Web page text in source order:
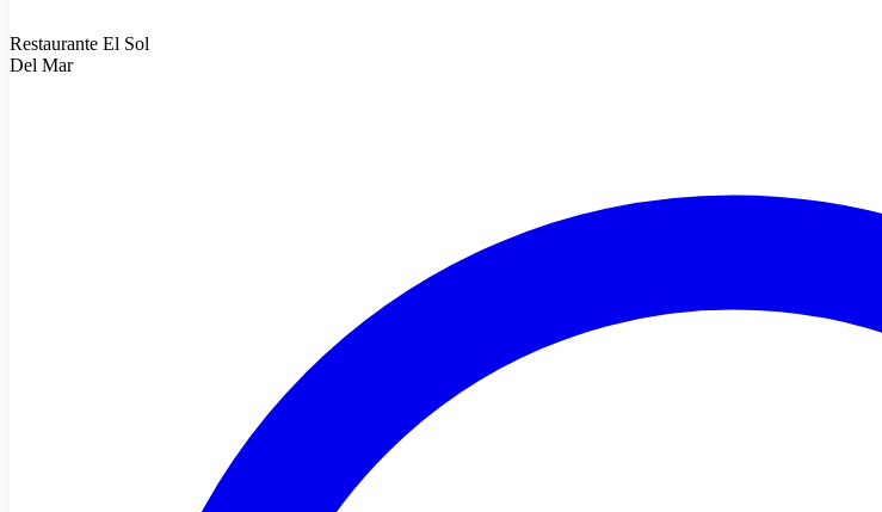
Restaurante El Sol
Del Mar